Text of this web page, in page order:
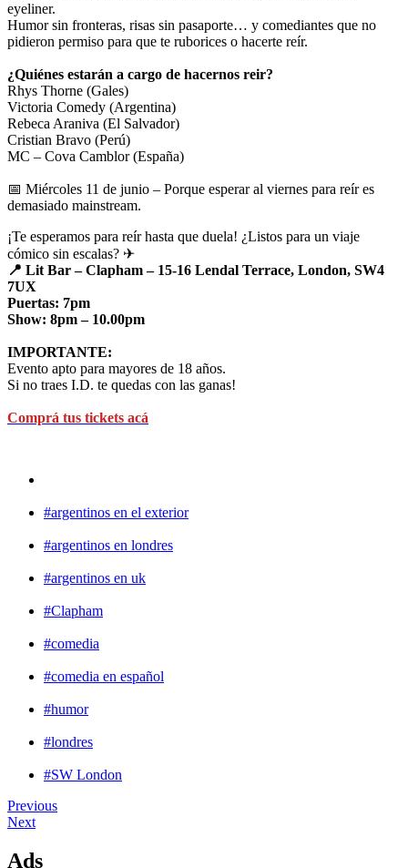
eyeliner.
Humor sin fronteras, risas sin pasaporte… y comediantes que no
pidieron permiso para que te ruborices o hacerte reír.
¿Quiénes estarán a cargo de hacernos reir?
Rhys Thorne (Gales)
Victoria Comedy (Argentina)
Rebeca Araniva (El Salvador)
Cristian Bravo (Perú)
MC – Cova Camblor (España)
📅 Miércoles 11 de junio – Porque esperar al viernes para reír es
demasiado mainstream.
¡Te esperamos para reír hasta que duela! ¿Listos para un viaje
cómico sin escalas? ✈
📍 Lit Bar – Clapham – 15-16 Lendal Terrace, London, SW4
7UX
Puertas: 7pm
Show: 8pm – 10.00pm
IMPORTANTE:
Evento apto para mayores de 18 años.
Si no traes I.D. te quedas con las ganas!
Comprá tus tickets acá
#argentinos en el exterior
#argentinos en londres
#argentinos en uk
#Clapham
#comedia
#comedia en español
#humor
#londres
#SW London
Previous
Next
Ads